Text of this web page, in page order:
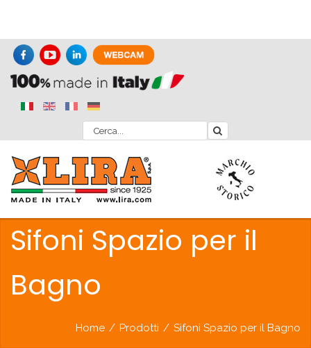
Sifoni Spazio per il
Bagno
Home / Prodotti / Sifoni Spazio per il Bagno